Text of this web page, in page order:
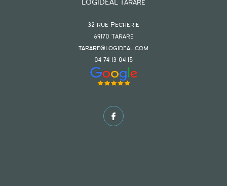
LOGIDEAL Tarare
32 rue Pecherie
69170 tarare
tarare@logideal.com
04 74 13 04 15